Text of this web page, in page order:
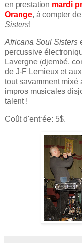
en prestation mardi
Orange, à compter de
Sisters!
Africana Soul Sisters
percussive
Lavergne (djembé,
de J-F Lemieux et
tout savamment mixé
impros musicales
talent !
Coût d'entrée: 5$.